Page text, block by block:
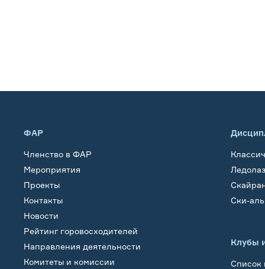
ФАР
Членство в ФАР
Мероприятия
Проекты
Контакты
Новости
Рейтинг горовосходителей
Направления деятельности
Комитеты и комиссии
Ски-
Клубы
Список